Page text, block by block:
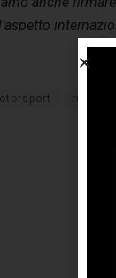
russia